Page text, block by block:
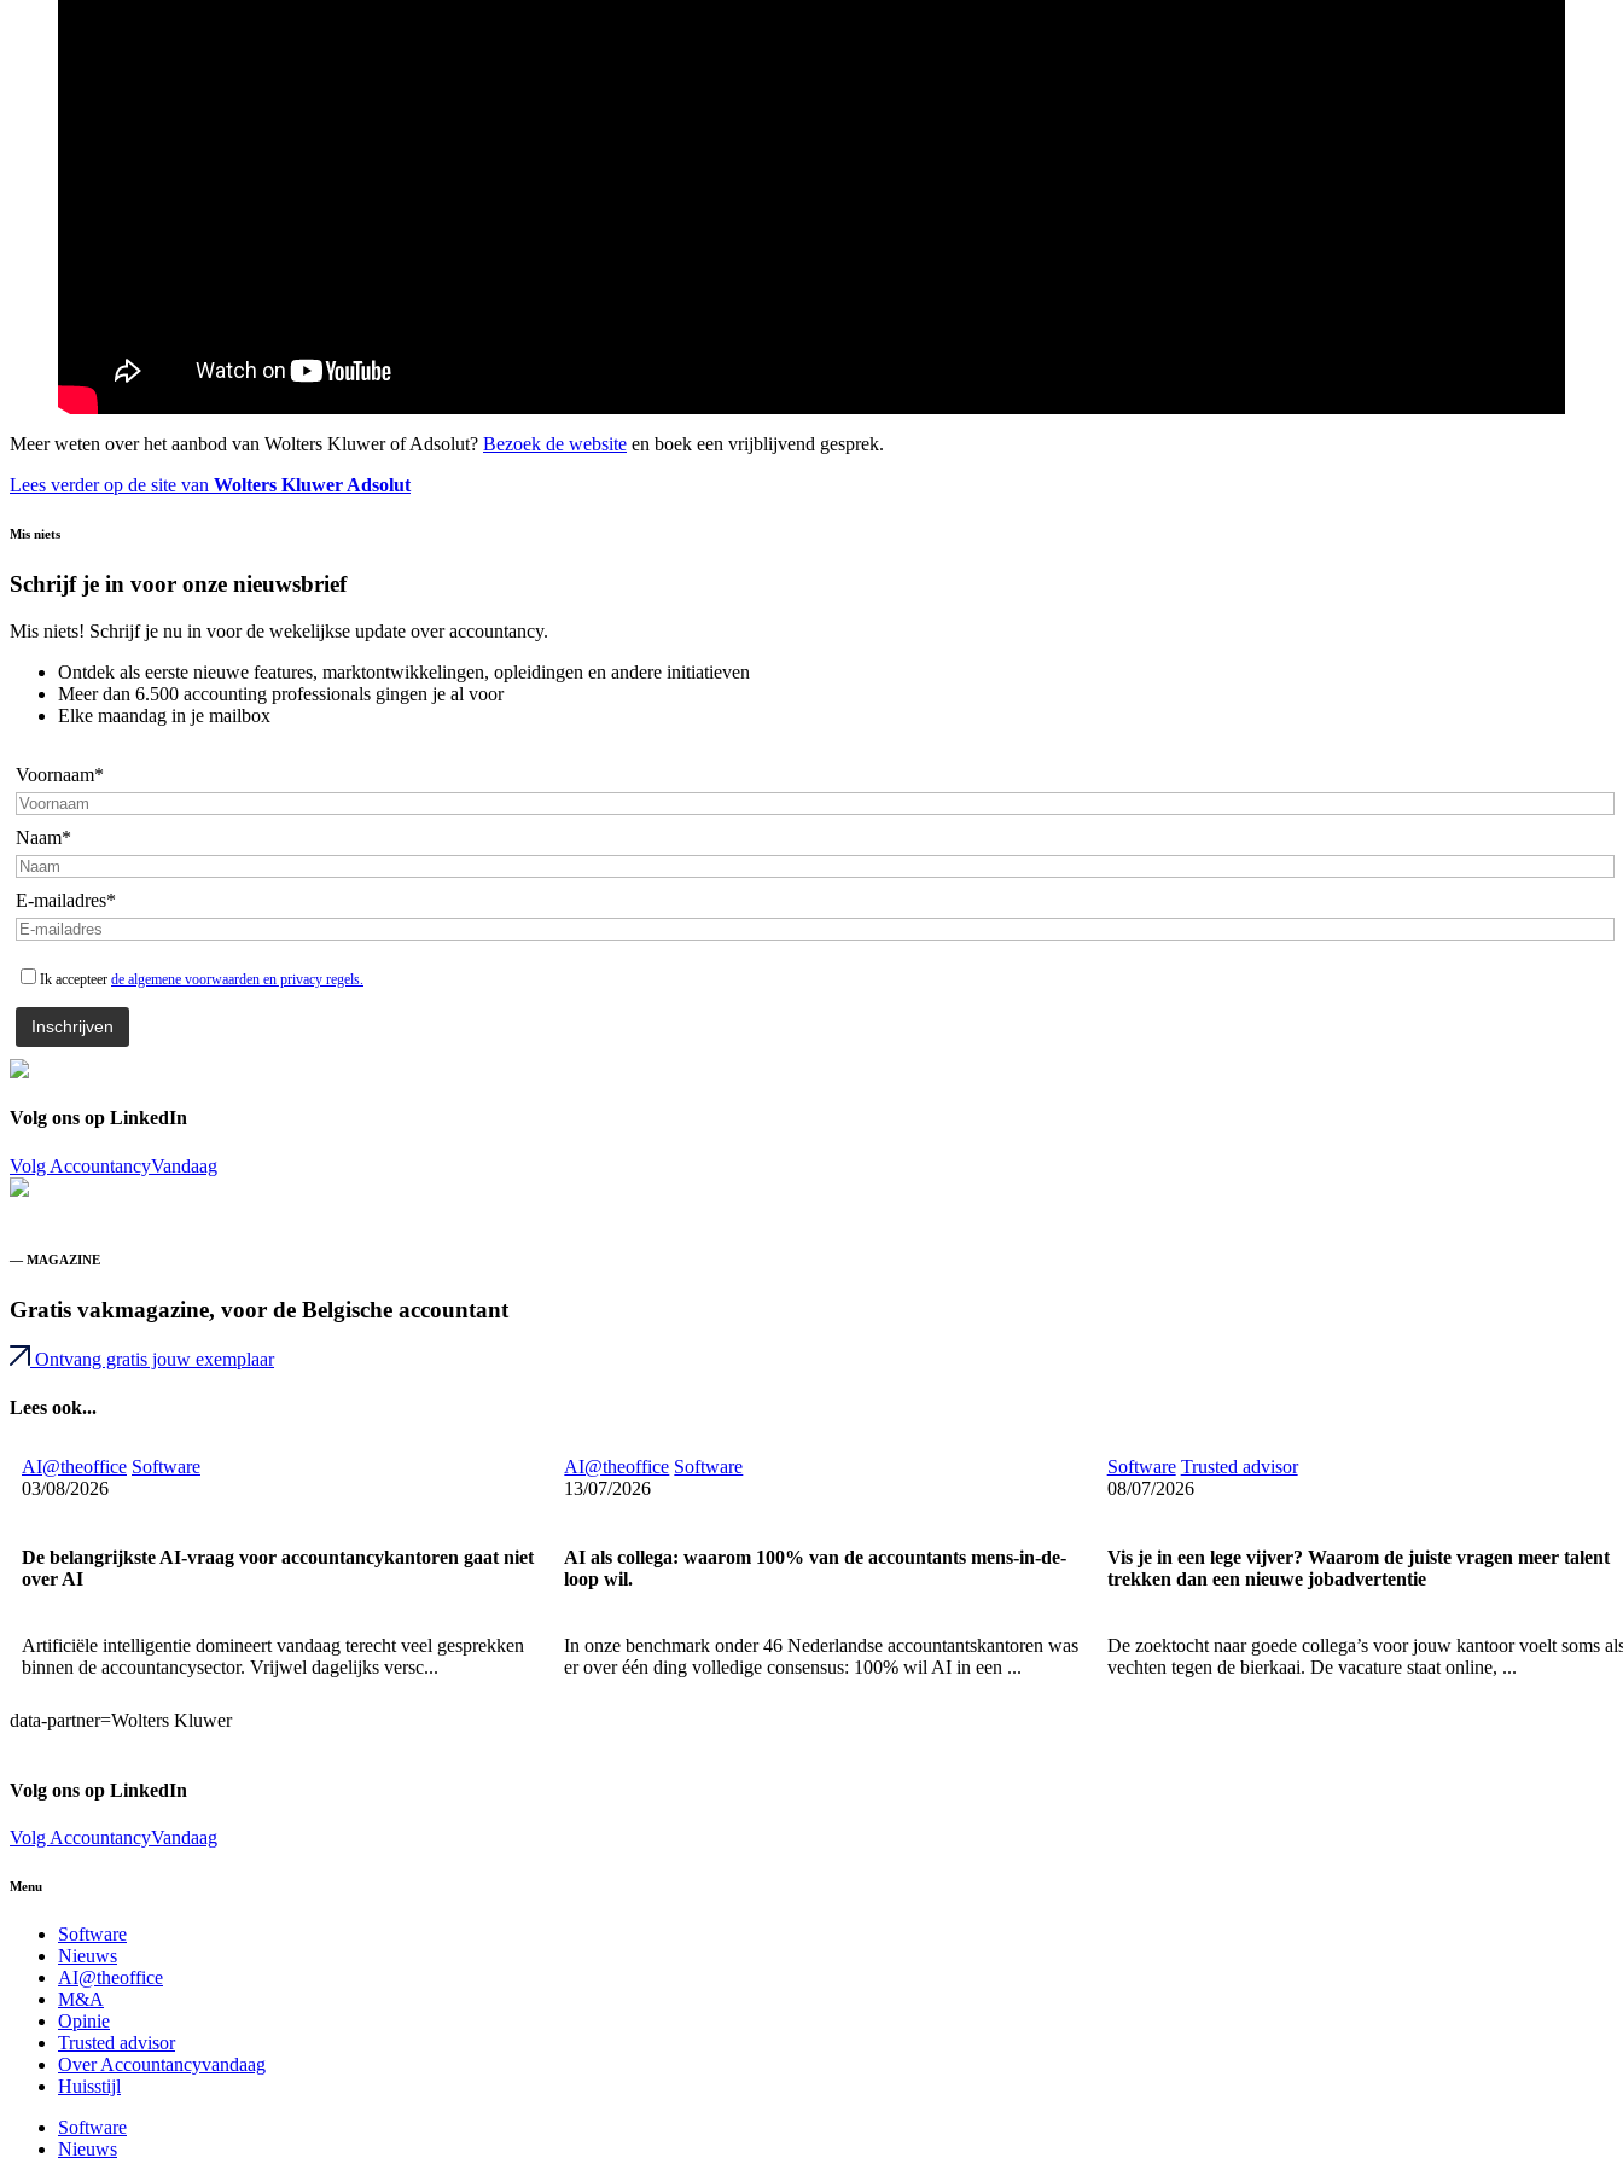
Meer weten over het aanbod van Wolters Kluwer of Adsolut? Bezoek de website en boek een vrijblijvend gesprek.
Lees verder op de site van Wolters Kluwer Adsolut
Mis niets
Schrijf je in voor onze nieuwsbrief
Mis niets! Schrijf je nu in voor de wekelijkse update over accountancy.
Ontdek als eerste nieuwe features, marktontwikkelingen, opleidingen en andere initiatieven
Meer dan 6.500 accounting professionals gingen je al voor
Elke maandag in je mailbox
Voornaam*
Naam*
E-mailadres*
Ik accepteer de algemene voorwaarden en privacy regels.
Volg ons op LinkedIn
Volg AccountancyVandaag
— MAGAZINE
Gratis vakmagazine, voor de Belgische accountant
Ontvang gratis jouw exemplaar
Lees ook...
AI@theoffice Software
03/08/2026
De belangrijkste AI-vraag voor accountancykantoren gaat niet
over AI
Artificiële intelligentie domineert vandaag terecht veel gesprekken
binnen de accountancysector. Vrijwel dagelijks versc...
AI@theoffice Software
13/07/2026
AI als collega: waarom 100% van de accountants mens-in-de-
loop wil.
In onze benchmark onder 46 Nederlandse accountantskantoren was
er over één ding volledige consensus: 100% wil AI in een ...
Software Trusted advisor
08/07/2026
Vis je in een lege vijver? Waarom de juiste vragen meer talent
trekken dan een nieuwe jobadvertentie
De zoektocht naar goede collega’s voor jouw kantoor voelt soms
vechten tegen de bierkaai. De vacature staat online, ...
data-partner=Wolters Kluwer
Volg ons op LinkedIn
Volg AccountancyVandaag
Menu
Software
Nieuws
AI@theoffice
M&A
Opinie
Trusted advisor
Over Accountancyvandaag
Huisstijl
Software
Nieuws